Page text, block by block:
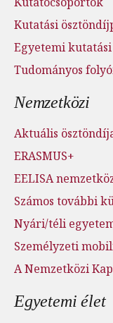
Kutatási
Egyetemi
Tudományos
Nemzetközi
Aktuális
ERASMUS+
EELISA
Számos további
Nyári/téli
Személyzeti
A Nemzetközi
Egyetemi élet